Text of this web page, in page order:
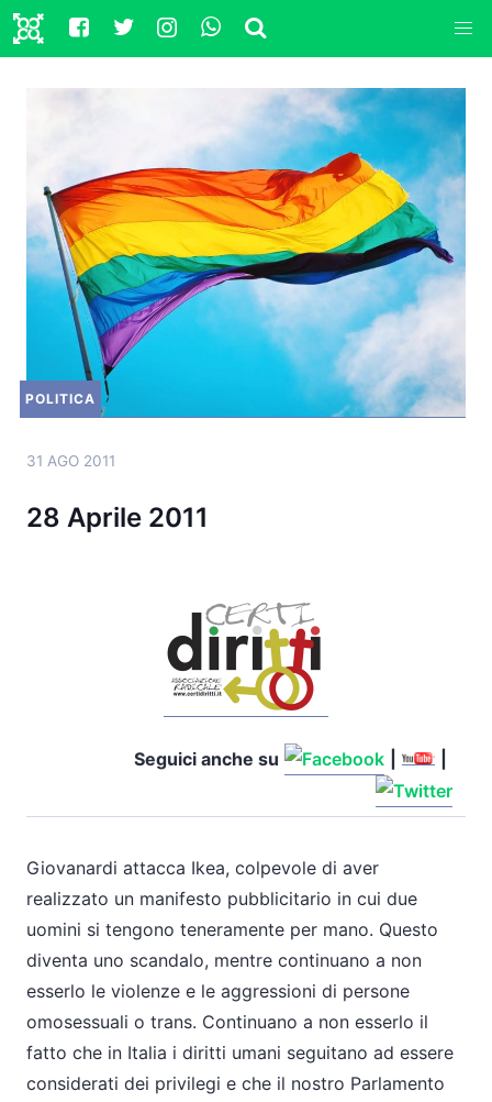
POLITICA
31 AGO 2011
28 Aprile 2011
Seguici anche su
Giovanardi attacca Ikea, colpevole di aver
realizzato un manifesto pubblicitario in cui due
uomini si tengono teneramente per mano. Questo
diventa uno scandalo, mentre continuano a non
esserlo le violenze e le aggressioni di persone
omosessuali o trans. Continuano a non esserlo il
fatto che in Italia i diritti umani seguitano ad essere
considerati dei privilegi e che il nostro Parlamento